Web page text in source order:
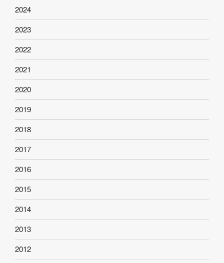
2024
2023
2022
2021
2020
2019
2018
2017
2016
2015
2014
2013
2012